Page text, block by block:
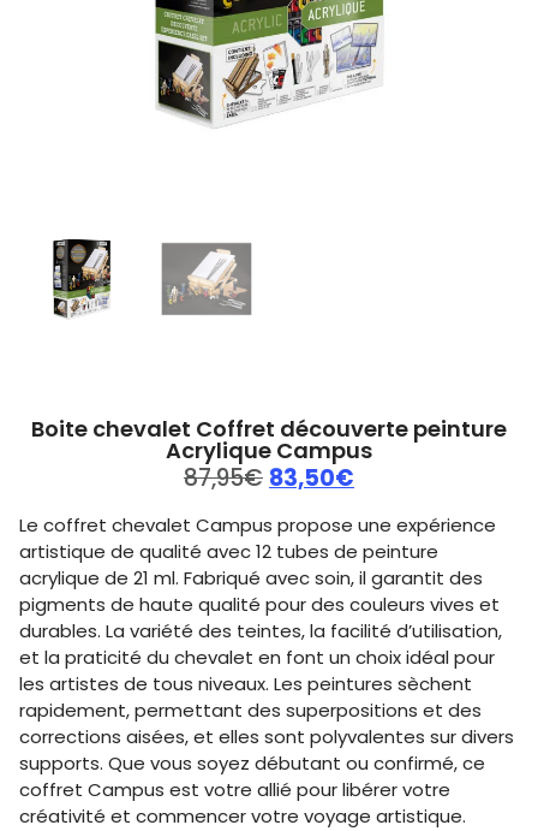
Boite chevalet Coffret découverte peinture
Acrylique Campus
87,95€ 83,50€
Le coffret chevalet Campus propose une expérience
artistique de qualité avec 12 tubes de peinture
acrylique de 21 ml. Fabriqué avec soin, il garantit des
pigments de haute qualité pour des couleurs vives et
durables. La variété des teintes, la facilité d’utilisation,
et la praticité du chevalet en font un choix idéal pour
les artistes de tous niveaux. Les peintures sèchent
rapidement, permettant des superpositions et des
corrections aisées, et elles sont polyvalentes sur divers
supports. Que vous soyez débutant ou confirmé, ce
coffret Campus est votre allié pour libérer votre
créativité et commencer votre voyage artistique.